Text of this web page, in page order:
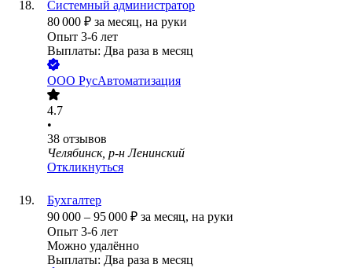
Системный администратор
80 000 ₽ за месяц, на руки
Опыт 3-6 лет
Выплаты: Два раза в месяц
ООО РусАвтоматизация
4.7
•
38 отзывов
Челябинск, р-н Ленинский
Откликнуться
Бухгалтер
90 000 – 95 000 ₽ за месяц, на руки
Опыт 3-6 лет
Можно удалённо
Выплаты: Два раза в месяц